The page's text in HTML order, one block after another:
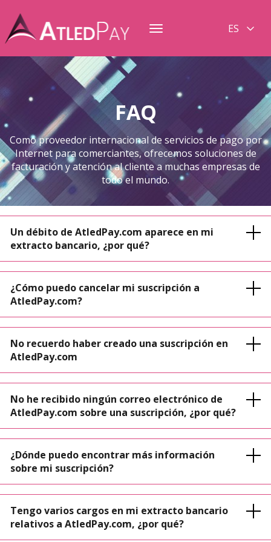
Toggle
ES
FAQ
Como proveedor internacional de servicios de pago por
Internet para comerciantes, ofrecemos soluciones de
facturación y atención al cliente a muchas empresas de
todo el mundo.
Un débito de AtledPay.com aparece en mi
extracto bancario, ¿por qué?
¿Cómo puedo cancelar mi suscripción a
AtledPay.com?
No recuerdo haber creado una suscripción en
AtledPay.com
No he recibido ningún correo electrónico de
AtledPay.com sobre una suscripción, ¿por qué?
¿Dónde puedo encontrar más información
sobre mi suscripción?
Tengo varios cargos en mi extracto bancario
relativos a AtledPay.com, ¿por qué?